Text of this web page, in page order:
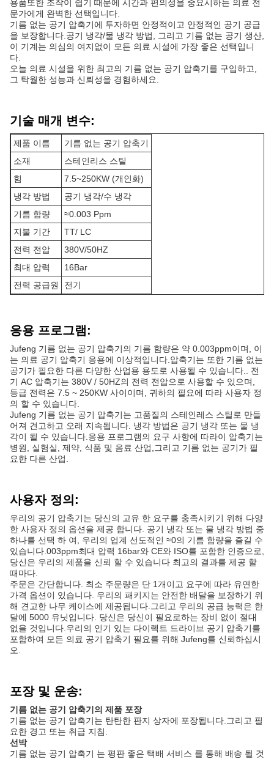
용품또한 조작이 쉽기 때문에 시간과 편의성을 중요시하는 의료 전
문가에게 완벽한 선택입니다.
기름 없는 공기 압축기에 투자하면 안정적이고 안정적인 공기 공급
을 보장합니다.공기 냉각/물 냉각 방법, 그리고 기름 없는 공기 생산,
이 기계는 의심의 여지없이 모든 의료 시설에 가장 좋은 선택입니
다.
오늘 의료 시설을 위한 최고의 기름 없는 공기 압축기를 구입하고,
그 탁월한 성능과 신뢰성을 경험하세요.
기술 매개 변수:
제품 이름
기름 없는 공기 압축기
소재
스테인리스 스틸
힘
7.5~250KW (개인화)
냉각 방법
공기 냉각/수 냉각
기름 함량
≈0.003 Ppm
지불 기간
TT/ LC
전력 전압
380V/50HZ
최대 압력
16Bar
전력 공급원
전기
응용 프로그램:
Jufeng 기름 없는 공기 압축기의 기름 함량은 약 0.003ppm이며, 이
는 의료 공기 압축기 응용에 이상적입니다.압축기는 또한 기름 없는
공기가 필요한 다른 다양한 산업용 용도로 사용될 수 있습니다.. 전
기 AC 압축기는 380V / 50HZ의 전력 전압으로 사용할 수 있으며,
등급 전력은 7.5 ~ 250KW 사이이며, 귀하의 필요에 따라 사용자 정
의 할 수 있습니다.
Jufeng 기름 없는 공기 압축기는 고품질의 스테인레스 스틸로 만들
어져 견고하고 오래 지속됩니다. 냉각 방법은 공기 냉각 또는 물 냉
각이 될 수 있습니다.응용 프로그램의 요구 사항에 따라이 압축기는
병원, 실험실, 제약, 식품 및 음료 산업,그리고 기름 없는 공기가 필
요한 다른 산업.
사용자 정의:
우리의 공기 압축기는 당신의 고유 한 요구를 충족시키기 위해 다양
한 사용자 정의 옵션을 제공 합니다. 공기 냉각 또는 물 냉각 방법 중
하나를 선택 하 여, 우리의 업계 선도적인 ≈0의 기름 함량을 즐길 수
있습니다.003ppm최대 압력 16bar와 CE와 ISO를 포함한 인증으로,
당신은 우리의 제품을 신뢰 할 수 있습니다 최고의 결과를 제공 할
때마다.
주문은 간단합니다. 최소 주문량은 단 1개이고 요구에 따라 유연한
가격 옵션이 있습니다. 우리의 패키지는 안전한 배달을 보장하기 위
해 견고한 나무 케이스에 제공됩니다.그리고 우리의 공급 능력은 한
달에 5000 유닛입니다. 당신은 당신이 필요로하는 장비 없이 절대
없을 것입니다.우리의 인기 있는 다이렉트 드라이브 공기 압축기를
포함하여 모든 의료 공기 압축기 필요를 위해 Jufeng를 신뢰하십시
오.
포장 및 운송:
기름 없는 공기 압축기의 제품 포장
기름 없는 공기 압축기는 탄탄한 판지 상자에 포장됩니다.그리고 필
요한 경고 또는 취급 지침.
선박
기름 없는 공기 압축기 는 평판 좋은 택배 서비스 를 통해 배송 될 것